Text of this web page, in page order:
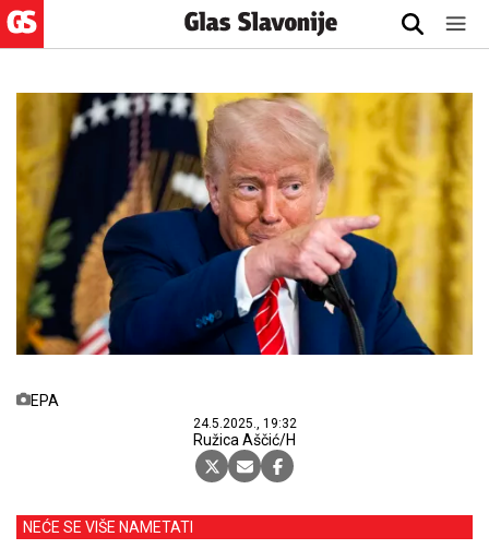
EPA
24.5.2025., 19:32
Ružica Aščić/H
NEĆE SE VIŠE NAMETATI